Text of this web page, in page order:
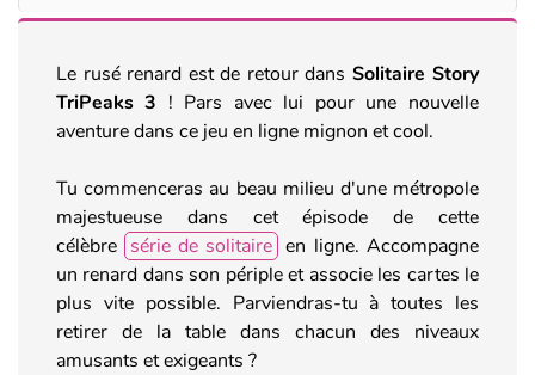
Le rusé renard est de retour dans Solitaire Story
TriPeaks 3 ! Pars avec lui pour une nouvelle
aventure dans ce jeu en ligne mignon et cool.
Tu commenceras au beau milieu d'une métropole
majestueuse dans cet épisode de cette
célèbre série de solitaire en ligne. Accompagne
un renard dans son périple et associe les cartes le
plus vite possible. Parviendras-tu à toutes les
retirer de la table dans chacun des niveaux
amusants et exigeants ?